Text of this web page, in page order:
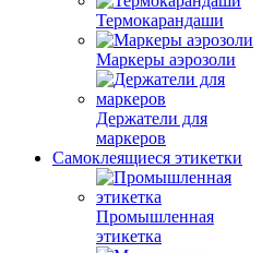
Термокарандаши
Маркеры аэрозоли
Держатели для
маркеров
Самоклеящиеся этикетки
Промышленная
этикетка